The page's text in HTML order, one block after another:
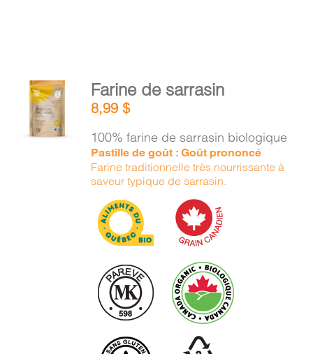
AJOUTER
AU
PANIER
Farine de sarrasin
8,99$
100% farine de sarrasin biologique
Pastille de goût : Goût prononcé
Farine traditionnelle très nourrissante à
saveur typique de sarrasin.